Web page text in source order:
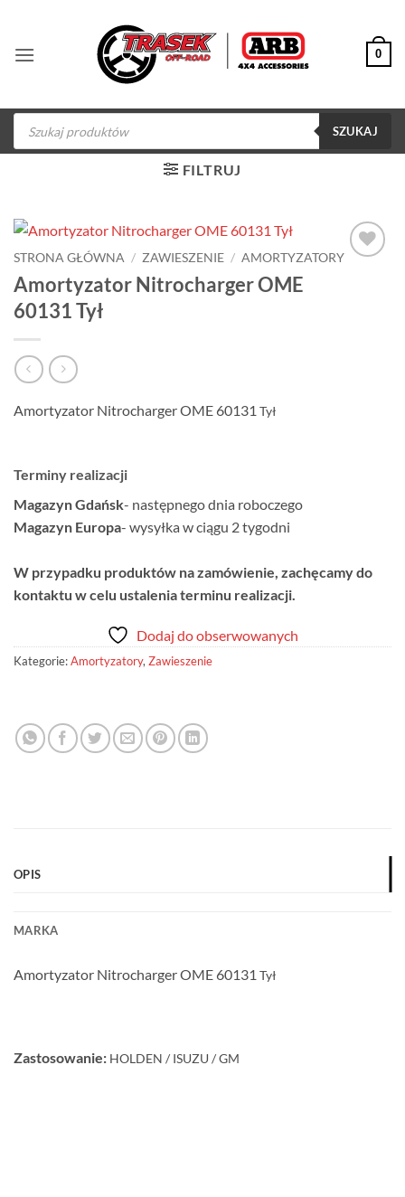
zawartości
0
Wyszukiwarka
produktów
SZUKAJ
FILTRUJ
obserwowanych
STRONA GŁÓWNA / ZAWIESZENIE / AMORTYZATORY
Amortyzator Nitrocharger OME
60131 Tył
Amortyzator Nitrocharger OME 60131 Tył
Terminy realizacji
Magazyn Gdańsk- następnego dnia roboczego
Magazyn Europa- wysyłka w ciągu 2 tygodni
W przypadku produktów na zamówienie, zachęcamy do
kontaktu w celu ustalenia terminu realizacji.
Dodaj do obserwowanych
Kategorie:Amortyzatory,Zawieszenie
OPIS
MARKA
Amortyzator Nitrocharger OME 60131 Tył
Zastosowanie: HOLDEN / ISUZU / GM